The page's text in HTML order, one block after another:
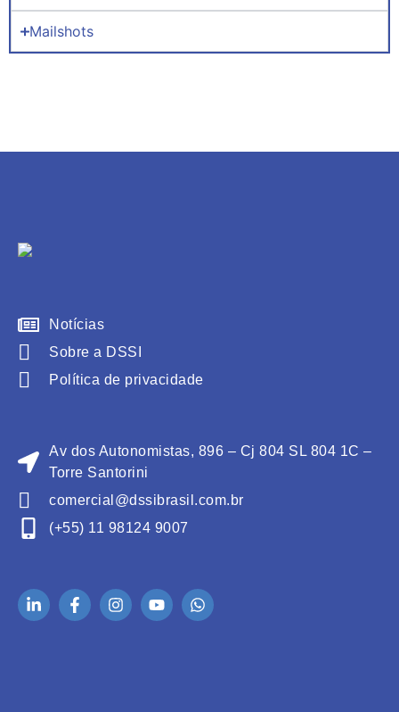
Mailshots
Notícias
Sobre a DSSI
Política de privacidade
Av dos Autonomistas, 896 – Cj 804 SL 804 1C –
Torre Santorini
comercial@dssibrasil.com.br
(+55) 11 98124 9007